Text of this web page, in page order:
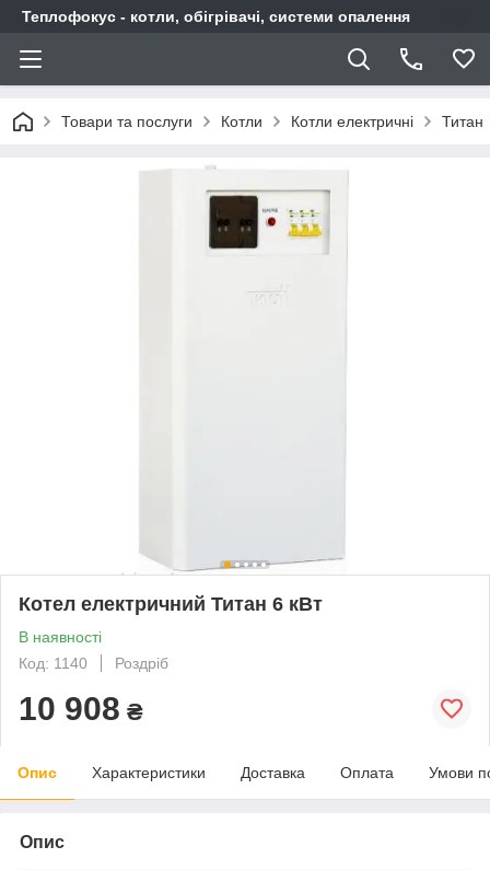
Теплофокус - котли, обігрівачі, системи опалення
Товари та послуги Котли Котли електричні Титан
Котел електричний Титан 6 кВт
В наявності
Код: 1140
Роздріб
10 908 ₴
Опис Характеристики Доставка Оплата Умови
Опис